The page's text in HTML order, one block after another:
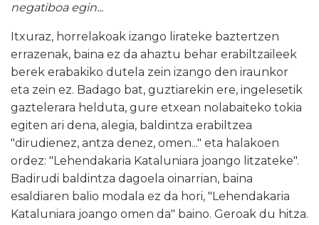
negatiboa egin...
Itxuraz, horrelakoak izango lirateke baztertzen
errazenak, baina ez da ahaztu behar erabiltzaileek
berek erabakiko dutela zein izango den iraunkor
eta zein ez. Badago bat, guztiarekin ere, ingelesetik
gaztelerara helduta, gure etxean nolabaiteko tokia
egiten ari dena, alegia, baldintza erabiltzea
"dirudienez, antza denez, omen..." eta halakoen
ordez: "Lehendakaria Kataluniara joango litzateke".
Badirudi baldintza dagoela oinarrian, baina
esaldiaren balio modala ez da hori, "Lehendakaria
Kataluniara joango omen da" baino. Geroak du hitza.